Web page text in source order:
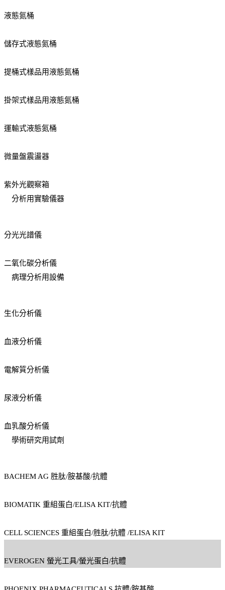
液態氮桶
儲存式液態氮桶
提桶式樣品用液態氮桶
掛架式樣品用液態氮桶
運輸式液態氮桶
微量盤震盪器
紫外光觀察箱
分析用實驗儀器
分光光譜儀
二氧化碳分析儀
病理分析用設備
生化分析儀
血液分析儀
電解質分析儀
尿液分析儀
血乳酸分析儀
學術研究用試劑
BACHEM AG 胜肽/胺基酸/抗體
BIOMATIK 重組蛋白/ELISA KIT/抗體
CELL SCIENCES 重組蛋白/胜肽/抗體 /ELISA KIT
EVEROGEN 螢光工具/螢光蛋白/抗體